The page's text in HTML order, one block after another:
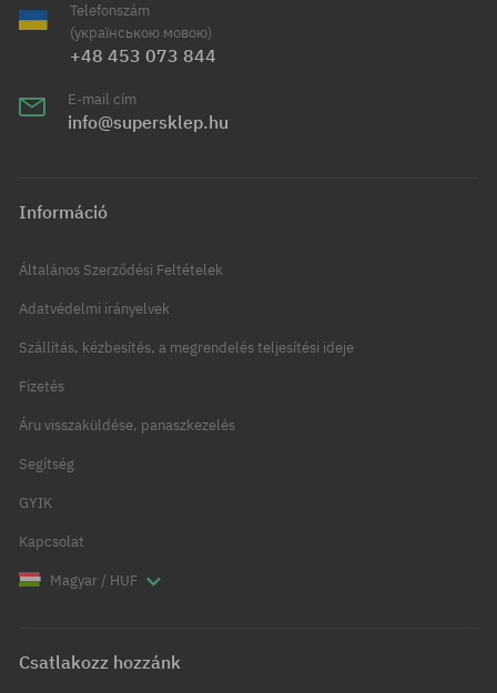
Telefonszám
(українською мовою)
+48 453 073 844
E-mail cím
info@supersklep.hu
Információ
Általános Szerződési Feltételek
Adatvédelmi irányelvek
Szállítás, kézbesítés, a megrendelés teljesítési ideje
Fizetés
Áru visszaküldése, panaszkezelés
Segítség
GYIK
Kapcsolat
Magyar / HUF
Csatlakozz hozzánk